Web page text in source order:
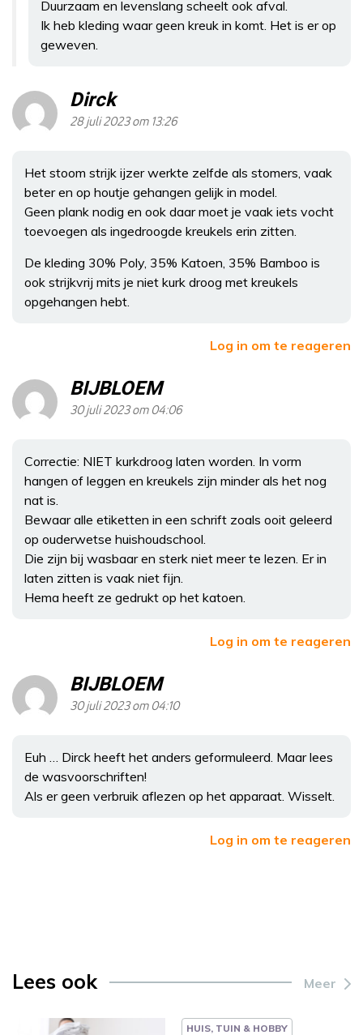
Duurzaam en levenslang scheelt ook afval.
Ik heb kleding waar geen kreuk in komt. Het is er op
geweven.
Dirck
28 juli 2023 om 13:26
Het stoom strijk ijzer werkte zelfde als stomers, vaak
beter en op houtje gehangen gelijk in model.
Geen plank nodig en ook daar moet je vaak iets vocht
toevoegen als ingedroogde kreukels erin zitten.
De kleding 30% Poly, 35% Katoen, 35% Bamboo is
ook strijkvrij mits je niet kurk droog met kreukels
opgehangen hebt.
Log in om te reageren
BIJBLOEM
30 juli 2023 om 04:06
Correctie: NIET kurkdroog laten worden. In vorm
hangen of leggen en kreukels zijn minder als het nog
nat is.
Bewaar alle etiketten in een schrift zoals ooit geleerd
op ouderwetse huishoudschool.
Die zijn bij wasbaar en sterk niet meer te lezen. Er in
laten zitten is vaak niet fijn.
Hema heeft ze gedrukt op het katoen.
Log in om te reageren
BIJBLOEM
30 juli 2023 om 04:10
Euh … Dirck heeft het anders geformuleerd. Maar lees
de wasvoorschriften!
Als er geen verbruik aflezen op het apparaat. Wisselt.
Log in om te reageren
Lees ook Meer
HUIS, TUIN & HOBBY